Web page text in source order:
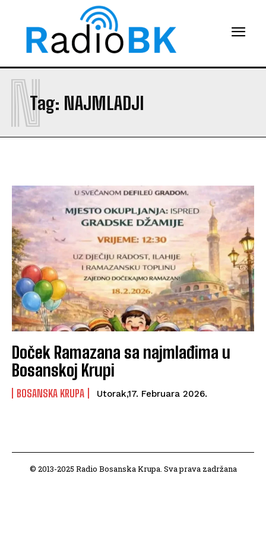
Tag: NAJMLADJI
N
Doček Ramazana sa najmlađima u
Bosanskoj Krupi
BOSANSKA KRUPA Utorak,17. Februara 2026.
© 2013-2025 Radio Bosanska Krupa. Sva prava zadržana